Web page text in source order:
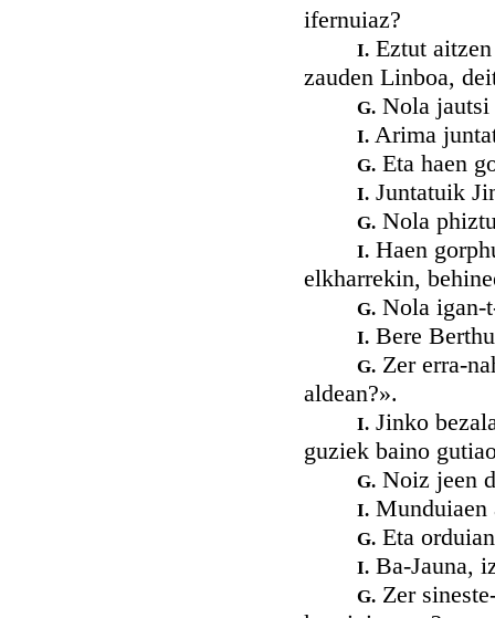
ifernuiaz?
I. Eztut
zauden Linboa,
G. Nola jautsi
I. Arima
G. Eta haen
I. Juntatuik
G. Nola
I. Haen
elkharrekin,
G. Nola igan-
I. Bere
G. Zer erra-
aldean?».
I. Jinko
guziek baino
G. Noiz jeen
I. Munduiaen
G. Eta
I. Ba-Jauna,
G. Zer